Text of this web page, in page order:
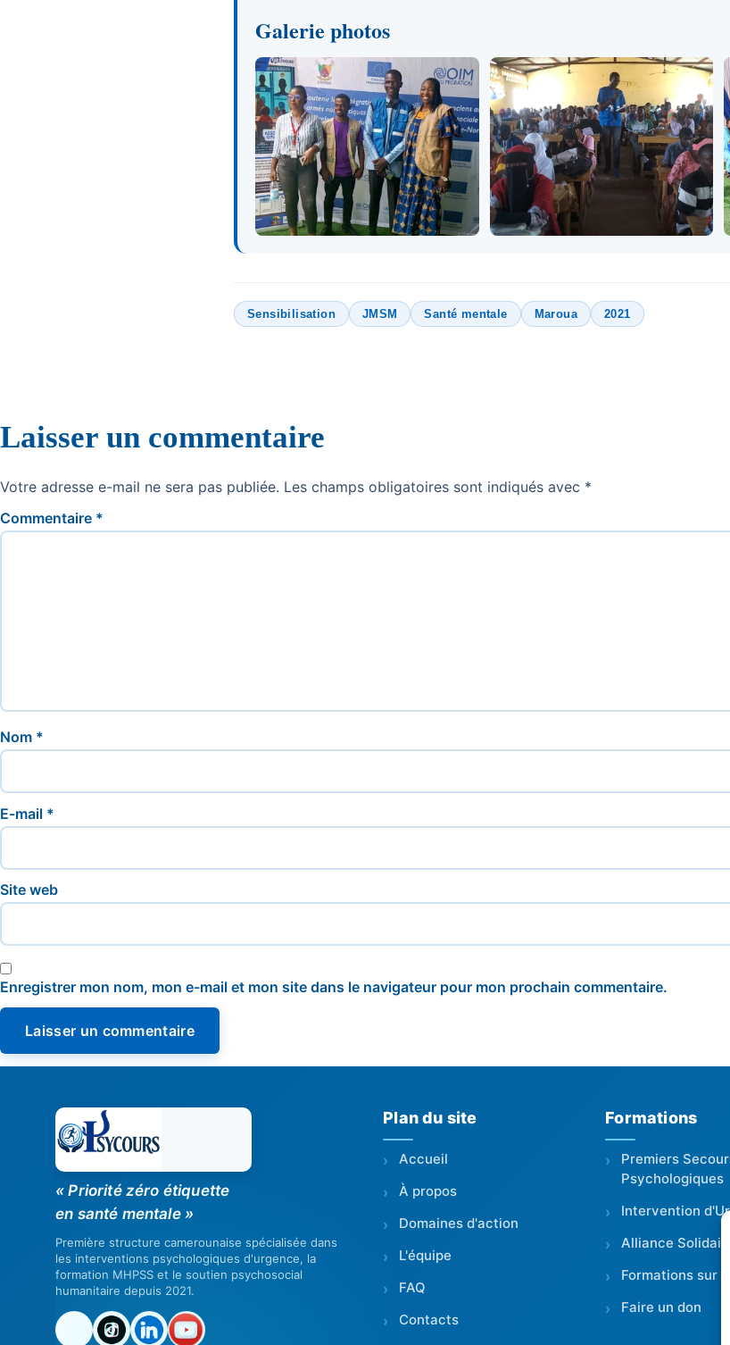
Galerie photos
Sensibilisation JMSM Santé mentale Maroua 2021
Laisser un commentaire
Votre adresse e-mail ne sera pas publiée. Les champs obligatoires sont indiqués avec *
Commentaire *
Nom *
E-mail *
Site web
Enregistrer mon nom, mon e-mail et mon site dans le navigateur pour mon prochain commentaire.
« Priorité zéro étiquette
en santé mentale »
Première structure camerounaise spécialisée dans
les interventions psychologiques d'urgence, la
formation MHPSS et le soutien psychosocial
humanitaire depuis 2021.
Plan du site
Accueil
À propos
Domaines d'action
L'équipe
FAQ
Contacts
Formations
Premiers
Psychologiques
Intervention
Alliance Solidaire
Formations sur
Faire un don